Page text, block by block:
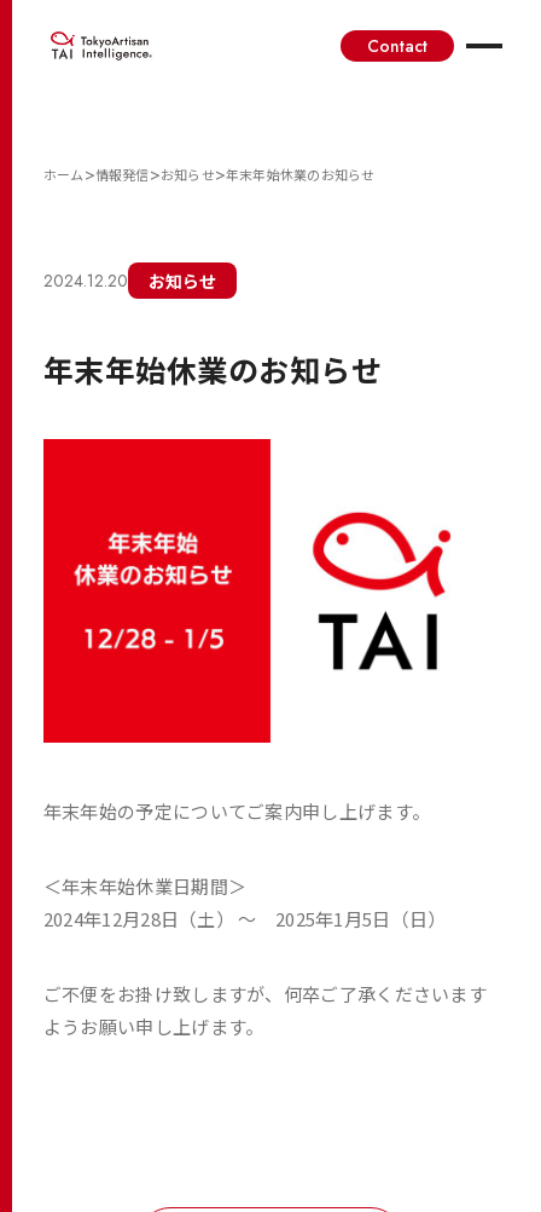
Contact
ホーム>情報発信>お知らせ>年末年始休業のお知らせ
2024.12.20 お知らせ
年末年始休業のお知らせ
年末年始の予定についてご案内申し上げます。
＜年末年始休業日期間＞
2024年12月28日（土） ～ 2025年1月5日（日）
ご不便をお掛け致しますが、何卒ご了承くださいます
ようお願い申し上げます。